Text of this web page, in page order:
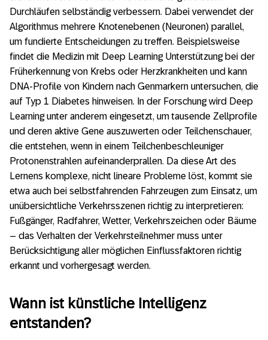
Durchläufen selbständig verbessern. Dabei verwendet der
Algorithmus mehrere Knotenebenen (Neuronen) parallel,
um fundierte Entscheidungen zu treffen. Beispielsweise
findet die Medizin mit Deep Learning Unterstützung bei der
Früherkennung von Krebs oder Herzkrankheiten und kann
DNA-Profile von Kindern nach Genmarkern untersuchen, die
auf Typ 1 Diabetes hinweisen. In der Forschung wird Deep
Learning unter anderem eingesetzt, um tausende Zellprofile
und deren aktive Gene auszuwerten oder Teilchenschauer,
die entstehen, wenn in einem Teilchenbeschleuniger
Protonenstrahlen aufeinanderprallen. Da diese Art des
Lernens komplexe, nicht lineare Probleme löst, kommt sie
etwa auch bei selbstfahrenden Fahrzeugen zum Einsatz, um
unübersichtliche Verkehrsszenen richtig zu interpretieren:
Fußgänger, Radfahrer, Wetter, Verkehrszeichen oder Bäume
– das Verhalten der Verkehrsteilnehmer muss unter
Berücksichtigung aller möglichen Einflussfaktoren richtig
erkannt und vorhergesagt werden.
Wann ist künstliche Intelligenz
entstanden?